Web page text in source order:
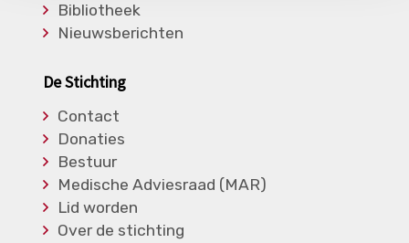
Bibliotheek
Nieuwsberichten
De Stichting
Contact
Donaties
Bestuur
Medische Adviesraad (MAR)
Lid worden
Over de stichting